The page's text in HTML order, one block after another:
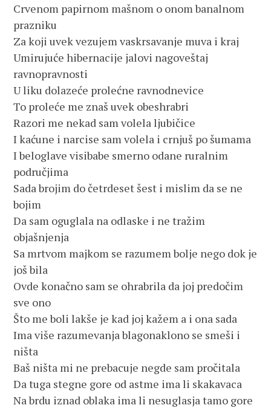
Crvenom papirnom mašnom o onom banalnom
prazniku
Za koji uvek vezujem vaskrsavanje muva i kraj
Umirujuće hibernacije jalovi nagoveštaj
ravnopravnosti
U liku dolazeće prolećne ravnodnevice
To proleće me znaš uvek obeshrabri
Razori me nekad sam volela ljubičice
I kaćune i narcise sam volela i crnjuš po šumama
I beloglave visibabe smerno odane ruralnim
područjima
Sada brojim do četrdeset šest i mislim da se ne
bojim
Da sam oguglala na odlaske i ne tražim
objašnjenja
Sa mrtvom majkom se razumem bolje nego dok je
još bila
Ovde konačno sam se ohrabrila da joj predočim
sve ono
Što me boli lakše je kad joj kažem a i ona sada
Ima više razumevanja blagonaklono se smeši i
ništa
Da tuga stegne gore od astme ima li skakavaca
Na brdu iznad oblaka ima li nesuglasja tamo gore